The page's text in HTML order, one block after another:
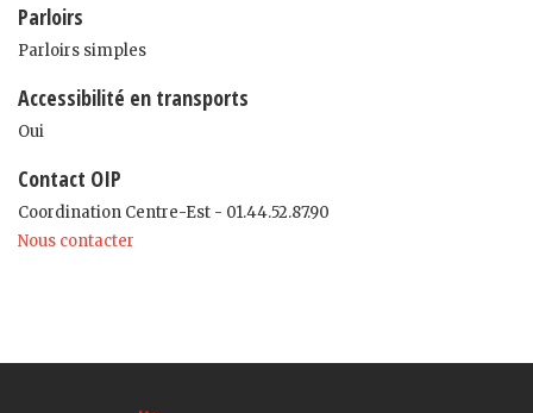
Parloirs
Parloirs simples
Accessibilité en transports
Oui
Contact OIP
Coordination Centre-Est - 01.44.52.87.90
Nous contacter